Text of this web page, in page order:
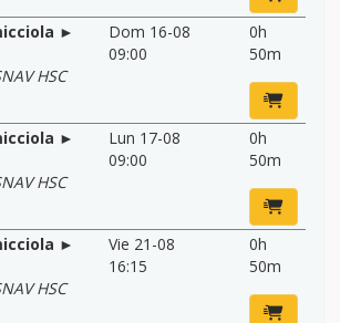
►
HSC
Dom 16-08
09:00
0h
50m
►
HSC
Lun 17-08
09:00
0h
50m
►
HSC
Vie 21-08
16:15
0h
50m